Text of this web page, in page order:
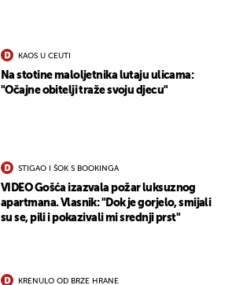
KAOS U CEUTI
Na stotine maloljetnika lutaju ulicama:
"Očajne obitelji traže svoju djecu"
STIGAO I ŠOK S BOOKINGA
VIDEO Gošća izazvala požar luksuznog
apartmana. Vlasnik: "Dok je gorjelo, smijali
su se, pili i pokazivali mi srednji prst"
KRENULO OD BRZE HRANE